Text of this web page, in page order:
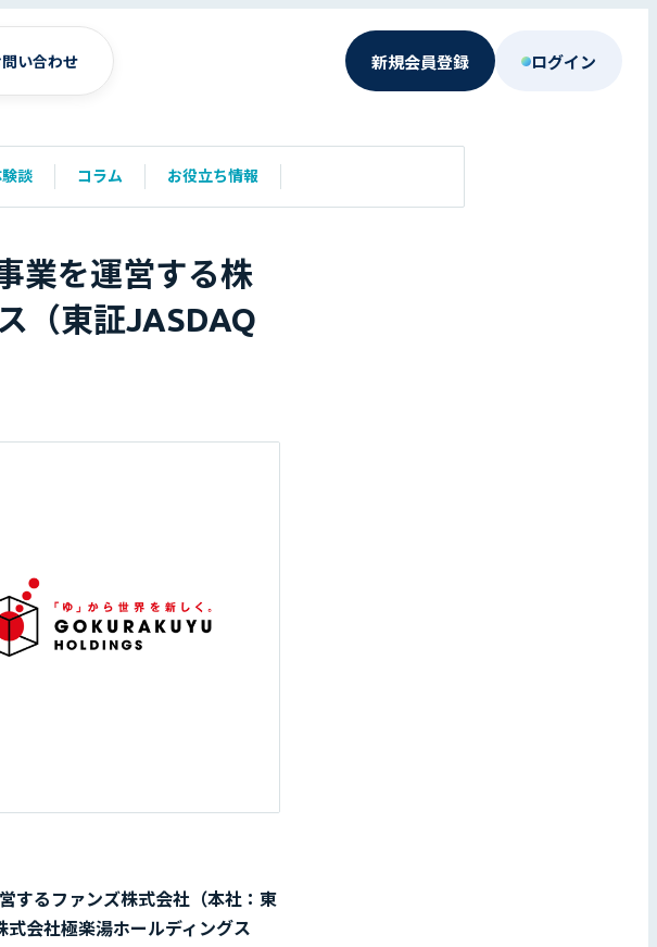
問い合わせ 新規会員登録 ログイン
談 コラム お役立ち情報
業を運営する株
（東証JASDAQ
するファンズ株式会社（本社：東
会社極楽湯ホールディングス